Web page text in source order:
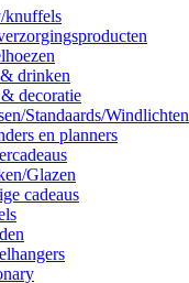
knuffels
drinken
decoratie
Standaards/Windlichten
en planners
Glazen
cadeaus